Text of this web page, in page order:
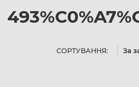
СОРТУВАННЯ: За